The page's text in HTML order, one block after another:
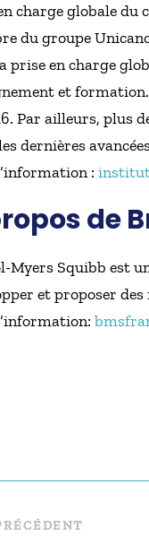
charge globale du
du groupe
prise en charge
et
Par ailleurs, plus
dernières
:
de
Myers Squibb est
et proposer